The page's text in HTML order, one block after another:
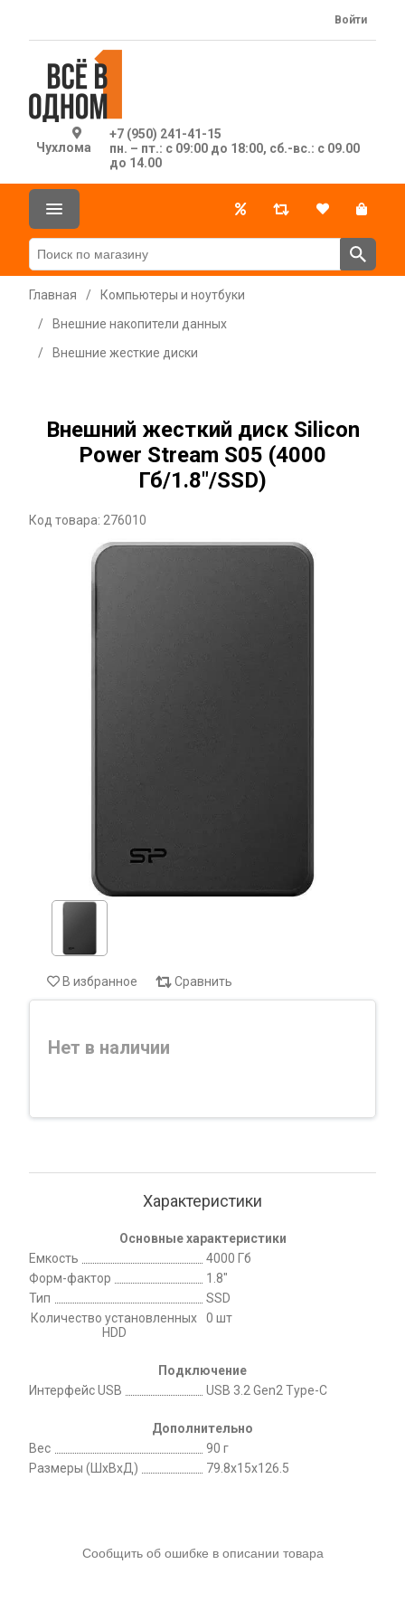
Чухлома
+7 (950) 241-41-15
пн. – пт.: с 09:00 до 18:00, сб.-вс.: с 09.00
до 14.00
Войти
Главная /
Компьютеры и ноутбуки
/
Внешние накопители данных
/
Внешние жесткие диски
Внешний жесткий диск Silicon
Power Stream S05 (4000
Гб/1.8"/SSD)
Код товара: 276010
В избранное Сравнить
Нет в наличии
Характеристики
Основные характеристики
Емкость
4000 Гб
Форм-фактор
1.8"
Тип
SSD
Количество установленных
HDD
0 шт
Подключение
Интерфейс USB
USB 3.2 Gen2 Type-C
Дополнительно
Вес
90 г
Размеры (ШхВхД)
79.8х15х126.5
Сообщить об ошибке в описании товара